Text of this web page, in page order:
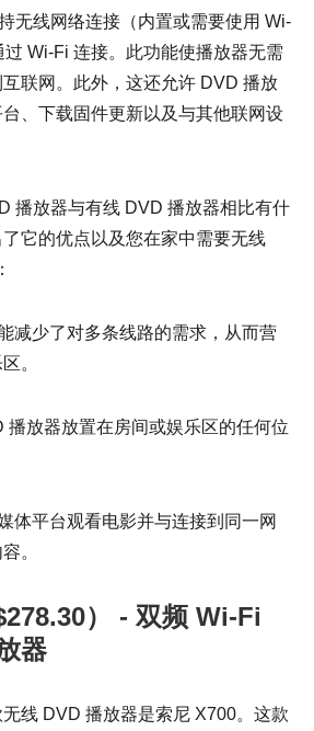
无线网络连接（内置或需要使用 Wi-
Wi-Fi 连接。此功能使播放器无需
联网。此外，这还允许 DVD 播放
、下载固件更新以及与其他联网设
播放器与有线 DVD 播放器相比有什
它的优点以及您在家中需要无线
减少了对多条线路的需求，从而营
。
播放器放置在房间或娱乐区的任何位
体平台观看电影并与连接到同一网
。
） - 双频 Wi-Fi
器
线 DVD 播放器是索尼 X700。这款